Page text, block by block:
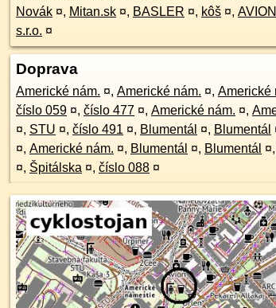
Novák ¤, Mitan.sk ¤, BASLER ¤, kôš ¤,
s.r.o. ¤
Doprava
Americké nám. ¤, Americké nám. ¤, Americké
číslo 059 ¤, číslo 477 ¤, Americké nám. ¤,
¤, STU ¤, číslo 491 ¤, Blumentál ¤, Blumentál
¤, Americké nám. ¤, Blumentál ¤, Blumentál ¤,
¤, Špitálska ¤, číslo 088 ¤